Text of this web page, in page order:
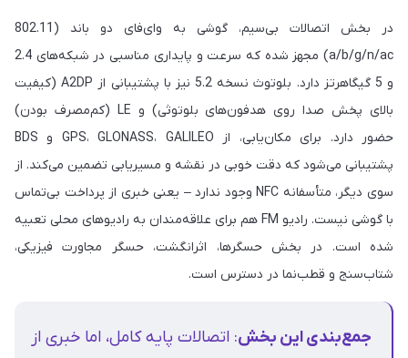
در بخش اتصالات بی‌سیم، گوشی به وای‌فای دو باند (802.11
a/b/g/n/ac) مجهز شده که سرعت و پایداری مناسبی در شبکه‌های 2.4
و 5 گیگاهرتز دارد. بلوتوث نسخه 5.2 نیز با پشتیبانی از A2DP (کیفیت
بالای پخش صدا روی هدفون‌های بلوتوثی) و LE (کم‌مصرف بودن)
حضور دارد. برای مکان‌یابی، از GPS، GLONASS، GALILEO و BDS
پشتیبانی می‌شود که دقت خوبی در نقشه و مسیریابی تضمین می‌کند. از
سوی دیگر، متأسفانه NFC وجود ندارد – یعنی خبری از پرداخت بی‌تماس
با گوشی نیست. رادیو FM هم برای علاقه‌مندان به رادیوهای محلی تعبیه
شده است. در بخش حسگرها، اثرانگشت، حسگر مجاورت فیزیکی،
شتاب‌سنج و قطب‌نما در دسترس است.
جمع‌بندی این بخش: اتصالات پایه کامل، اما خبری از